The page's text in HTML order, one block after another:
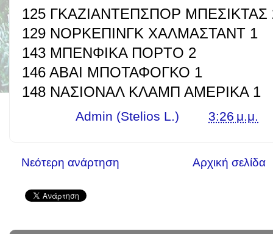
125 ΓΚΑΖΙΑΝΤΕΠΣΠΟΡ ΜΠΕΣΙΚΤΑΣ
129 ΝΟΡΚΕΠΙΝΓΚ ΧΑΛΜΑΣΤΑΝΤ 1
143 ΜΠΕΝΦΙΚΑ ΠΟΡΤΟ 2
146 ΑΒΑΙ ΜΠΟΤΑΦΟΓΚΟ 1
148 ΝΑΣΙΟΝΑΛ ΚΛΑΜΠ ΑΜΕΡΙΚΑ 1
Admin (Stelios L.) 3:26 μ.μ.
Νεότερη ανάρτηση Αρχική σελίδα